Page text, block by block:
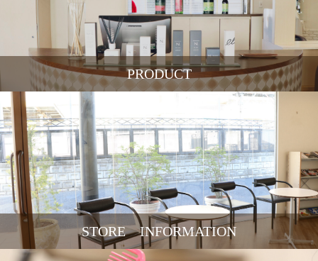
PRODUCT
STORE INFORMATION